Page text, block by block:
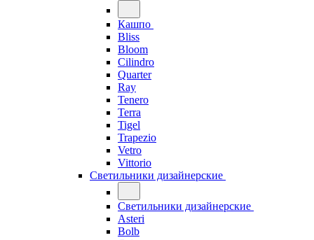
Кашпо
Bliss
Bloom
Cilindro
Quarter
Ray
Tenero
Terra
Tigel
Trapezio
Vetro
Vittorio
Светильники дизайнерские
Светильники дизайнерские
Asteri
Bolb